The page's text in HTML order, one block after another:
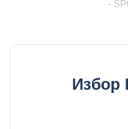
-
Избор